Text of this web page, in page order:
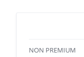
NON PREMIUM